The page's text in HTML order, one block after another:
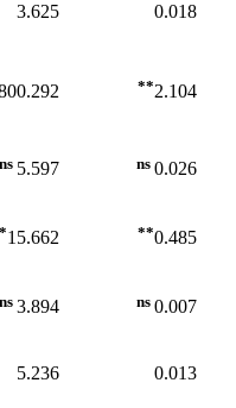
0.018
3.625
2.104
**
0.026
5.597
0.485
**
15.662
*
0.007
3.894
0.013
5.236